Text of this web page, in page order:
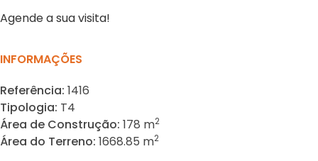
Agende a sua visita!
INFORMAÇÕES
Referência: 1416
Tipologia: T4
Área de Construção: 178 m2
Área do Terreno: 1668.85 m2